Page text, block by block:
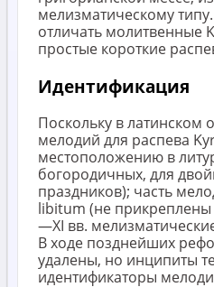
мелизматическому
отличать
простые короткие
Идентификация
Поскольку в латинском
мелодий для распева
местоположению в
богородичных, для
праздников); часть
libitum (не
—XI вв.
В ходе позднейших
удалены, но инципиты
идентификаторы